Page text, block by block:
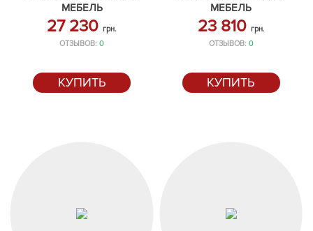
МЕБЕЛЬ
27 230грн.
ОТЗЫВОВ:0
КУПИТЬ
МЕБЕЛЬ
23 810 грн.
ОТЗЫВОВ: 0
КУПИТЬ